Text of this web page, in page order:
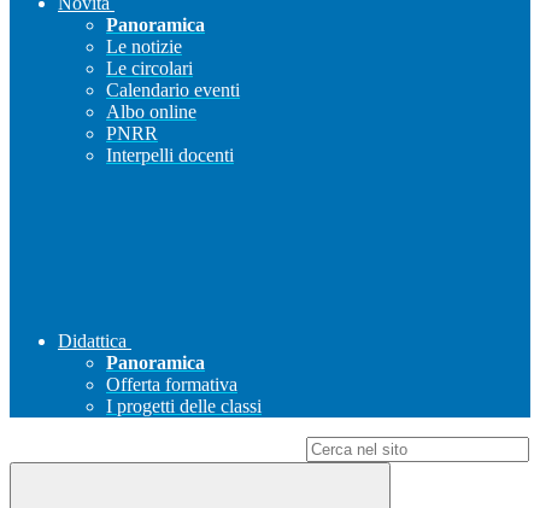
Panoramica
Le notizie
Le circolari
Calendario eventi
Albo online
PNRR
Interpelli docenti
Didattica
Panoramica
Offerta formativa
I progetti delle classi